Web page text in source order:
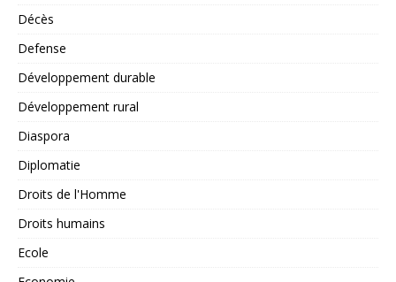
Décès
Defense
Développement durable
Développement rural
Diaspora
Diplomatie
Droits de l'Homme
Droits humains
Ecole